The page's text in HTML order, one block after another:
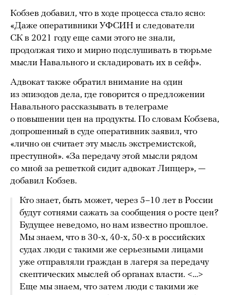
Кобзев добавил, что в ходе процесса стало ясно:
«Даже оперативники УФСИН и следователи
СК в 2021 году еще сами этого не знали,
продолжая тихо и мирно подслушивать в тюрьме
мысли Навального и складировать их в сейф».
Адвокат также обратил внимание на один
из эпизодов дела, где говорится о предложении
Навального рассказывать в телеграме
о повышении цен на продукты. По словам Кобзева,
допрошенный в суде оперативник заявил, что
«лично он считает эту мысль экстремистской,
преступной». «За передачу этой мысли рядом
со мной за решеткой сидит адвокат Липцер», —
добавил Кобзев.
Кто знает, быть может, через 5–10 лет в России
будут сотнями сажать за сообщения о росте цен?
Будущее неведомо, но нам известно прошлое.
Мы знаем, что в 30-х, 40-х, 50-х в российских
судах люди с такими же серьезными лицами
уже отправляли граждан в лагеря за передачу
скептических мыслей об органах власти. <…>
Еще мы знаем, что затем люди с такими же